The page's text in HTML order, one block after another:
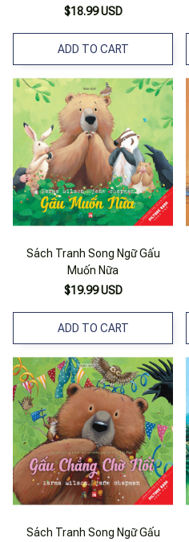
$18.99 USD
ADD TO CART
Sách Tranh Song Ngữ Gấu
Muốn Nữa
$19.99 USD
ADD TO CART
Sách Tranh Song Ngữ Gấu